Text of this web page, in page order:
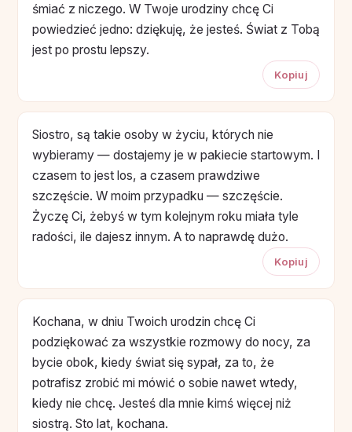
śmiać z niczego. W Twoje urodziny chcę Ci
powiedzieć jedno: dziękuję, że jesteś. Świat z Tobą
jest po prostu lepszy.
Kopiuj
Siostro, są takie osoby w życiu, których nie
wybieramy — dostajemy je w pakiecie startowym. I
czasem to jest los, a czasem prawdziwe
szczęście. W moim przypadku — szczęście.
Życzę Ci, żebyś w tym kolejnym roku miała tyle
radości, ile dajesz innym. A to naprawdę dużo.
Kopiuj
Kochana, w dniu Twoich urodzin chcę Ci
podziękować za wszystkie rozmowy do nocy, za
bycie obok, kiedy świat się sypał, za to, że
potrafisz zrobić mi mówić o sobie nawet wtedy,
kiedy nie chcę. Jesteś dla mnie kimś więcej niż
siostrą. Sto lat, kochana.